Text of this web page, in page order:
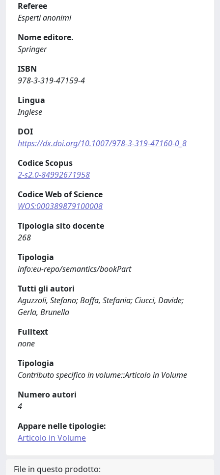
Referee
Esperti anonimi
Nome editore.
Springer
ISBN
978-3-319-47159-4
Lingua
Inglese
DOI
https://dx.doi.org/10.1007/978-3-319-47160-0_8
Codice Scopus
2-s2.0-84992671958
Codice Web of Science
WOS:000389879100008
Tipologia sito docente
268
Tipologia
info:eu-repo/semantics/bookPart
Tutti gli autori
Aguzzoli, Stefano; Boffa, Stefania; Ciucci, Davide;
Gerla, Brunella
Fulltext
none
Tipologia
Contributo specifico in volume::Articolo in Volume
Numero autori
4
Appare nelle tipologie:
Articolo in Volume
File in questo prodotto: